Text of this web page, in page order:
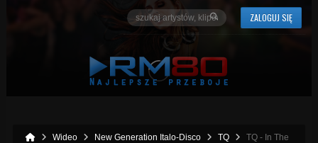
ZALOGUJ SIĘ
Wideo New Generation Italo-Disco TQ
TQ - In The